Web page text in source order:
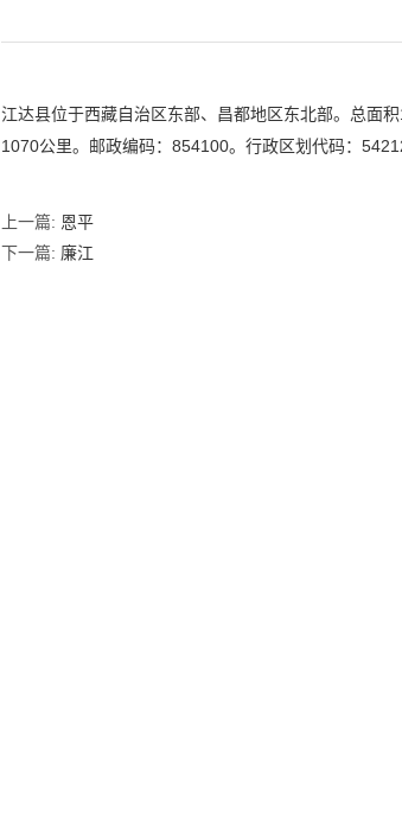
江达县位于西藏自治区东部、昌都地区东北部。总面
1070公里。邮政编码：854100。行政区划代码：
上一篇: 恩平
下一篇: 廉江